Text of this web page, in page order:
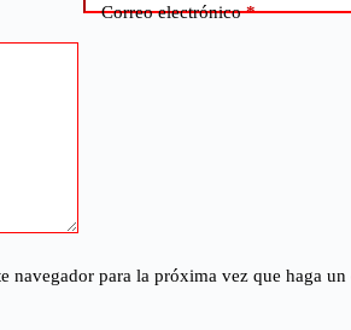
Correo electrónico*
navegador para la próxima vez que haga un